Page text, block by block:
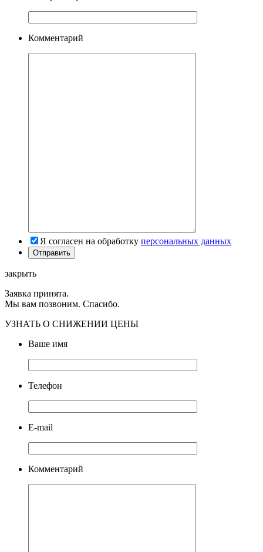
Комментарий
Я согласен на обработку персональных данных
закрыть
Заявка принята.
Мы вам позвоним. Спасибо.
УЗНАТЬ О СНИЖЕНИИ ЦЕНЫ
Ваше имя
Телефон
E-mail
Комментарий